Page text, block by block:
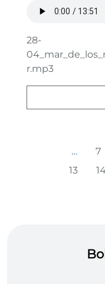
28-
r.mp3
Primera página
Página
… 7
13